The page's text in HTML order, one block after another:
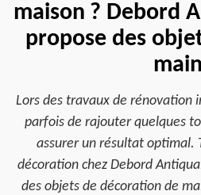
maison ? Debord
propose des
main
Lors des travaux de rénovation
parfois de rajouter quelques
assurer un résultat optimal.
décoration chez Debord
des objets de décoration de